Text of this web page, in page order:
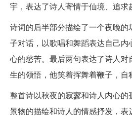
宇，表达了诗人寄情于仙境、追求
诗词的后半部分描绘了一个夜晚
子对话，以歌唱和舞蹈表达自己内
心的愁苦。最后两句表达了诗人对
生的领悟，他笑着挥舞着鞭子，自
整首诗以秋夜的寂寥和诗人内心的
景物的描绘和诗人的情感抒发，